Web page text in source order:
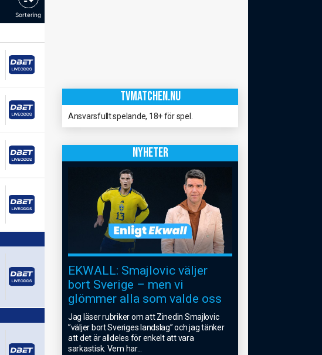
Sortering
TVMATCHEN.NU
Ansvarsfullt spelande, 18+ för spel.
NYHETER
EKWALL: Smajlovic väljer
bort Sverige – men vi
glömmer alla som valde oss
Jag läser rubriker om att Zinedin Smajlovic
”väljer bort Sveriges landslag” och jag tänker
att det är alldeles för enkelt att vara
sarkastisk. Vem har...